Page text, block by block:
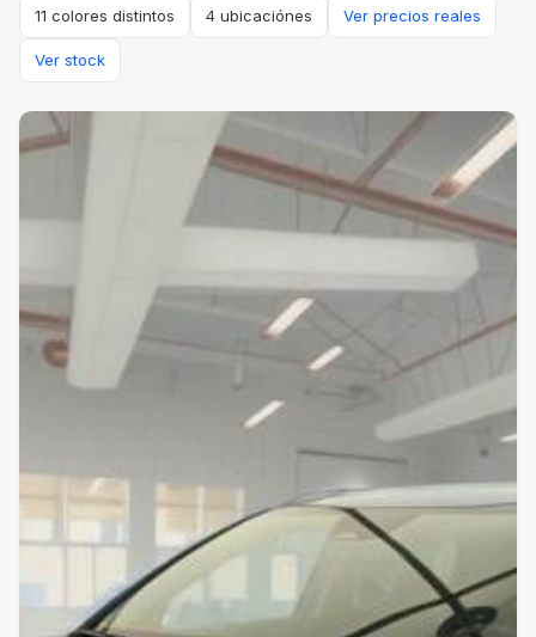
11 colores distintos 4 ubicaciónes Ver precios reales
Ver stock